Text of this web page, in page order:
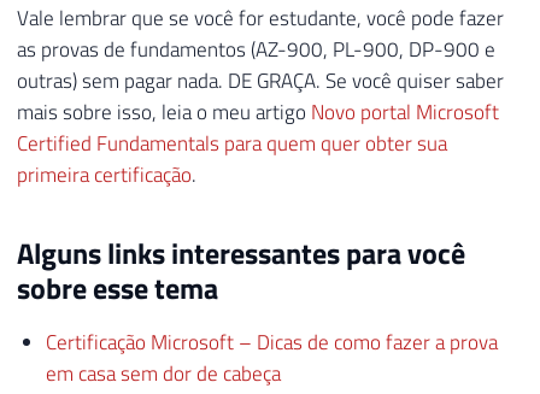
Vale lembrar que se você for estudante, você pode fazer
as provas de fundamentos (AZ-900, PL-900, DP-900 e
outras) sem pagar nada. DE GRAÇA. Se você quiser saber
mais sobre isso, leia o meu artigo Novo portal Microsoft
Certified Fundamentals para quem quer obter sua
primeira certificação.
Alguns links interessantes para você
sobre esse tema
Certificação Microsoft – Dicas de como fazer a prova
em casa sem dor de cabeça